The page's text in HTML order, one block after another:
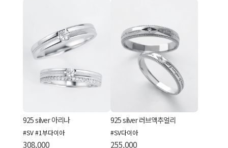
925 silver 아리나
#SV #1부다이아
308,000
925 silver 러브액추얼리
#SV다이아
255,000